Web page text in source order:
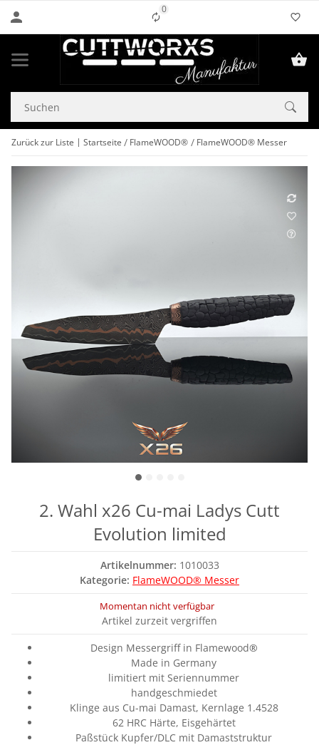
0Liste ist leer
Zurück zur Liste Startseite FlameWOOD® FlameWOOD® Messer
2. Wahl x26 Cu-mai Ladys Cutt
Evolution limited
Artikelnummer: 1010033
Kategorie: FlameWOOD® Messer
Momentan nicht verfügbar
Artikel zurzeit vergriffen
Design Messergriff in Flamewood®
Made in Germany
limitiert mit Seriennummer
handgeschmiedet
Klinge aus Cu-mai Damast, Kernlage 1.4528
62 HRC Härte, Eisgehärtet
Paßstück Kupfer/DLC mit Damaststruktur